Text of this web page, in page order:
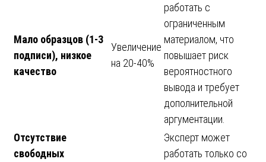
Мало образцов (1-3
подписи), низкое
качество
Увеличение
на 20-40%
работать с
ограниченным
материалом, что
повышает риск
вероятностного
вывода и требует
дополнительной
аргументации.
Отсутствие
свободных
Эксперт может
работать только со